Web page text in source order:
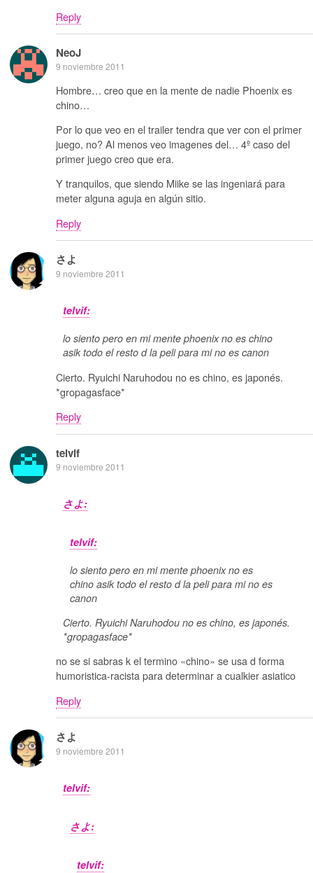
Reply
NeoJ
9 noviembre 2011
Hombre… creo que en la mente de nadie Phoenix es
chino…
Por lo que veo en el trailer tendra que ver con el primer
juego, no? Al menos veo imagenes del… 4º caso del
primer juego creo que era.
Y tranquilos, que siendo Miike se las ingeniará para
meter alguna aguja en algún sitio.
Reply
さよ
9 noviembre 2011
telvif:
lo siento pero en mi mente phoenix no es chino
asik todo el resto d la peli para mi no es canon
Cierto. Ryuichi Naruhodou no es chino, es japonés.
*gropagasface*
Reply
telvif
9 noviembre 2011
さよ:
telvif:
lo siento pero en mi mente phoenix no es
chino asik todo el resto d la peli para mi no es
canon
Cierto. Ryuichi Naruhodou no es chino, es japonés.
*gropagasface*
no se si sabras k el termino «chino» se usa d forma
humoristica-racista para determinar a cualkier asiatico
Reply
さよ
9 noviembre 2011
telvif:
さよ:
telvif: